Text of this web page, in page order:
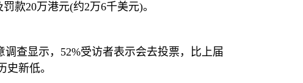
罚款20万港元(约2万6千美元)。
查显示， 52%受访者表示会去投票，比上届
史新低。